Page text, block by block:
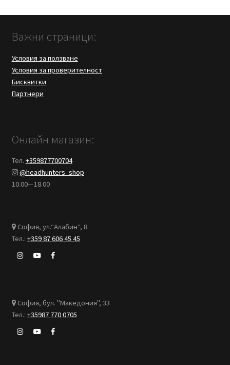
Важни страници:
Условия за ползване
Условия за проверителност
Бисквитки
Партнери
Онлайн магазин:
Тел. +359877700704
@headhunters_shop
10.00—18.00
София, ул.“Алабин“, 8
Тел.: +359 87 606 45 45
София, бул. "Македония", 33
Тел.: +35987 770 0705